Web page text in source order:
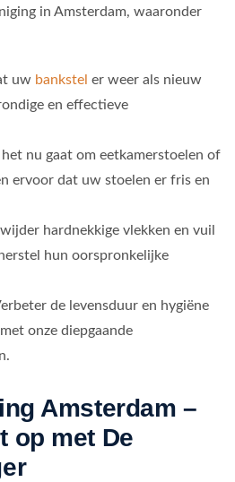
in Amsterdam, waaronder
uw bankstel er weer als nieuw
en effectieve
nu gaat om eetkamerstoelen of
ervoor dat uw stoelen er fris en
hardnekkige vlekken en vuil
hun oorspronkelijke
de levensduur en hygiëne
onze diepgaande
Amsterdam –
op met De